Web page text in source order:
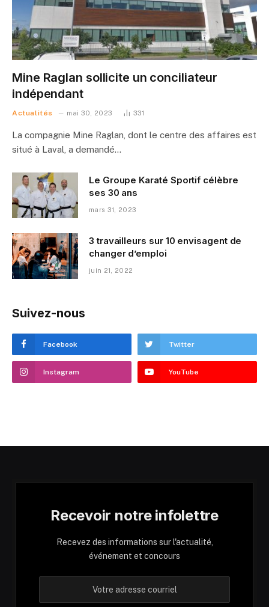
Mine Raglan sollicite un conciliateur
indépendant
Actualités mai 30, 2023 331
La compagnie Mine Raglan, dont le centre des affaires est
situé à Laval, a demandé…
Le Groupe Karaté Sportif célèbre
ses 30 ans
mars 31, 2023
3 travailleurs sur 10 envisagent de
changer d’emploi
juin 21, 2022
Suivez-nous
Facebook Twitter
Instagram YouTube
Recevoir notre infolettre
Recevez des informations sur l'actualité,
événement et concours